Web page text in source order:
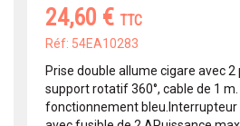
24,60 € TTC
Réf: 54EA10283
Prise double allume cigare avec
support rotatif 360°, cable de 1 m.
fonctionnement bleu.Interrupteur